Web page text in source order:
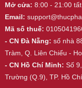
Mở cửa: 8:00 - 21:00
Email:
Mã số thuế:
- CN Đà Nẵng: số nhà
Tràm, Q. Liên Chiểu -
- CN Hồ Chí Minh: Số
Trường (Q.9), TP. Hồ